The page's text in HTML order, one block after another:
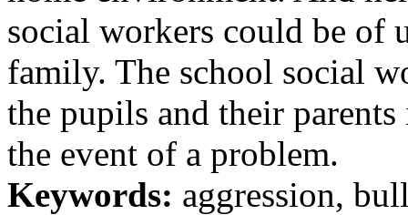
social workers could be of
family. The school social
the pupils and their
the event of a problem.
Keywords: aggression,